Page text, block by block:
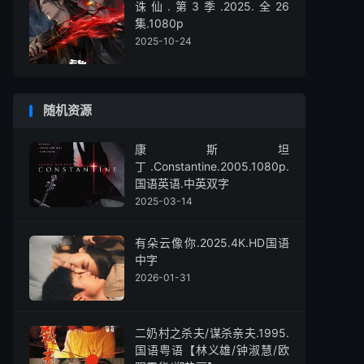
诛仙.第3季.2025.全26
集.1080p
2025-10-24
随机资源
康斯坦
丁.Constantine‎.2005.1080p.
国语英语.中英双字
2025-03-14
有朵云像你.2025.4K.HD国语
中字
2026-01-31
二奶村之杀夫/谋杀亲夫.1995.
国语粤语【林义雄/钟淑慧/欧